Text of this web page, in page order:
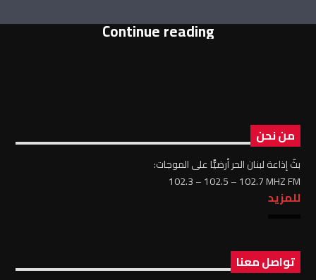
Continue reading
من نحن
بثّ إذاعة لبنان الحر أرضيًّا على الموجات:
102.3 – 102.5 – 102.7 MHZ FM
للمزيد
تواصل معنا